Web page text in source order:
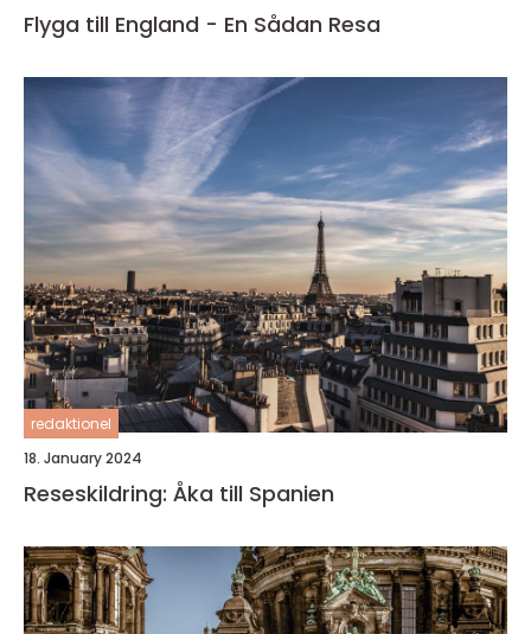
Flyga till England - En Sådan Resa
redaktionel
18. January 2024
Reseskildring: Åka till Spanien